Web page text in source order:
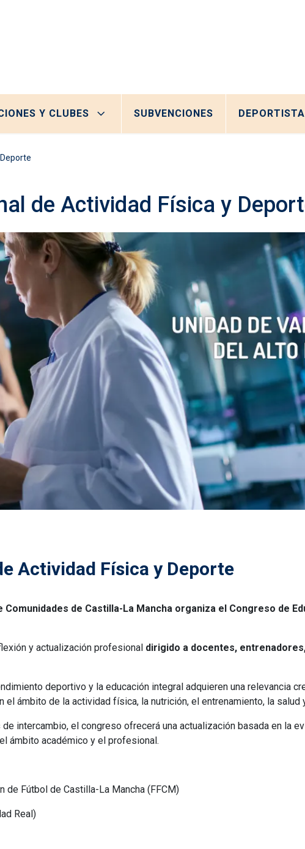
Y CLUBES SUBVENCIONES
de Actividad Física y
Actividad Física y Deporte
de Castilla-La Mancha organiza el Congreso de
y actualización profesional dirigido a docentes,
deportivo y la educación integral adquieren una relevancia
ámbito de la actividad física, la nutrición, el entrenamiento, la salud
intercambio, el congreso ofrecerá una actualización basada en la
ámbito académico y el profesional.
de Fútbol de Castilla-La Mancha (FFCM)
Real)